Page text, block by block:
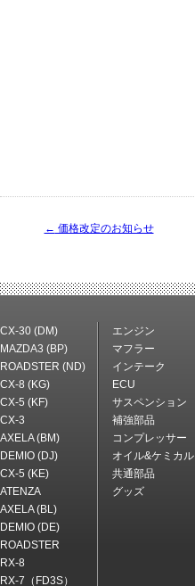
← 価格改定のお知らせ
CX-30 (DM)
MAZDA3 (BP)
ROADSTER (ND)
CX-8 (KG)
CX-5 (KF)
CX-3
AXELA (BM)
DEMIO (DJ)
CX-5 (KE)
ATENZA
AXELA (BL)
DEMIO (DE)
ROADSTER
RX-8
RX-7（FD3S）
エンジン
マフラー
インテーク
ECU
サスペンション
補強部品
コンプレッサー
オイル&ケミカル
共通部品
グッズ